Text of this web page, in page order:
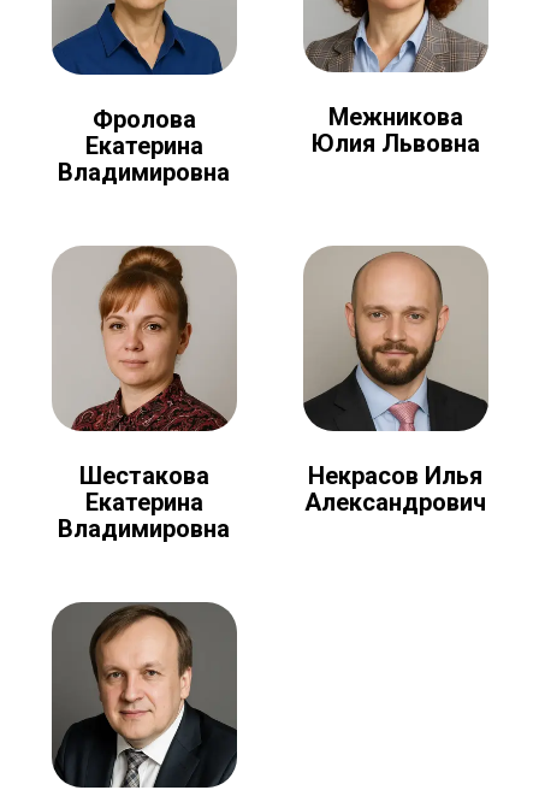
Фролова
Екатерина
Владимировна
Межникова
Юлия Львовна
Шестакова
Екатерина
Владимировна
Некрасов Илья
Александрович